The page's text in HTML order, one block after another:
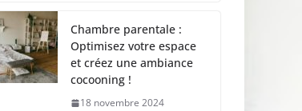
Chambre parentale :
Optimisez votre espace
et créez une ambiance
cocooning !
18 novembre 2024